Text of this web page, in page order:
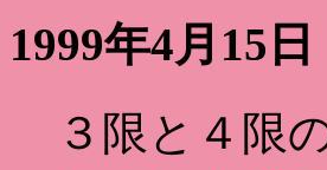
1999年4月15
３限と４限の